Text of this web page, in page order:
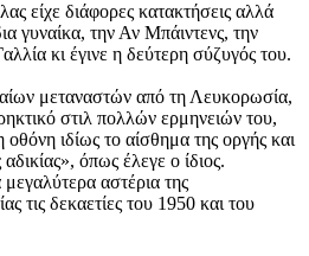
είχε διάφορες κατακτήσεις αλλά
γυναίκα, την Αν Μπάιντενς, την
κι έγινε η δεύτερη σύζυγός του.
μεταναστών από τη Λευκορωσία,
στιλ πολλών ερμηνειών του,
ιδίως το αίσθημα της οργής και
όπως έλεγε ο ίδιος.
αστέρια της
τις δεκαετίες του 1950 και του